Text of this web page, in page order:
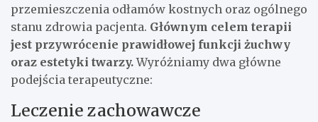
przemieszczenia odłamów kostnych oraz ogólnego
stanu zdrowia pacjenta. Głównym celem terapii
jest przywrócenie prawidłowej funkcji żuchwy
oraz estetyki twarzy.Wyróżniamy dwa główne
podejścia terapeutyczne:
Leczenie zachowawcze